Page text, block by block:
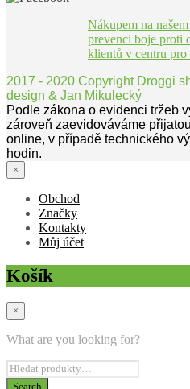
Nákupem na
prevenci boje proti
klientů v centru pro
2017 - 2020 Copyright Droggi
design & Jan Mikulecký
Podle zákona o evidenci tržeb
zároveň zaevidováváme
online, v případě technického
hodin.
×
Obchod
Značky
Kontakty
Můj účet
Košík
×
What are you looking for?